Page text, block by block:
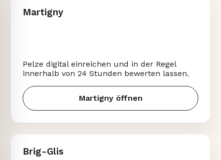
Martigny
Pelze digital einreichen und in der Regel
innerhalb von 24 Stunden bewerten lassen.
Martigny öffnen
Brig-Glis